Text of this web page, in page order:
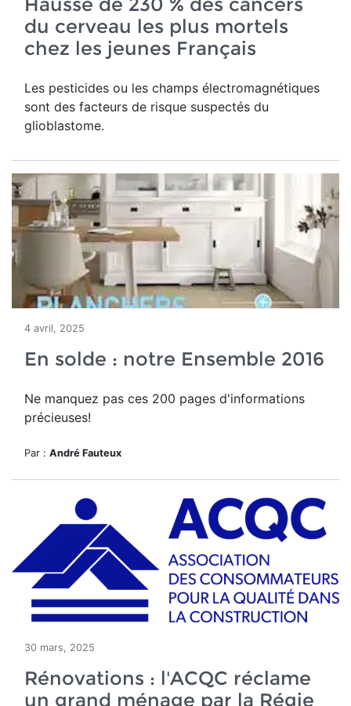
du cerveau les plus mortels
chez les jeunes Français
Les pesticides ou les champs électromagnétiques
sont des facteurs de risque suspectés du
glioblastome.
4 avril, 2025
En solde : notre Ensemble 2016
Ne manquez pas ces 200 pages d'informations
précieuses!
Par : André Fauteux
30 mars, 2025
Rénovations : l'ACQC réclame
un grand ménage par la Régie